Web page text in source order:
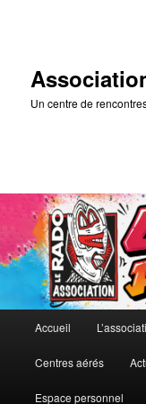
Un centre de
principal
Aller
au
Accueil
Centres aérés
Espace personnel